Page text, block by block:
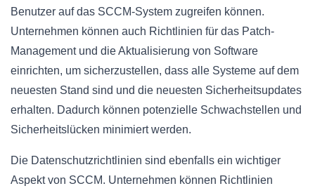
Benutzer auf das SCCM-System zugreifen können.
Unternehmen können auch Richtlinien für das Patch-
Management und die Aktualisierung von Software
einrichten, um sicherzustellen, dass alle Systeme auf dem
neuesten Stand sind und die neuesten Sicherheitsupdates
erhalten. Dadurch können potenzielle Schwachstellen und
Sicherheitslücken minimiert werden.
Die Datenschutzrichtlinien sind ebenfalls ein wichtiger
Aspekt von SCCM. Unternehmen können Richtlinien